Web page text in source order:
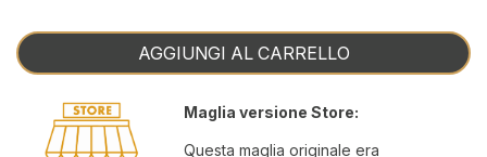
AGGIUNGI AL CARRELLO
Maglia versione Store:
Questa maglia originale era